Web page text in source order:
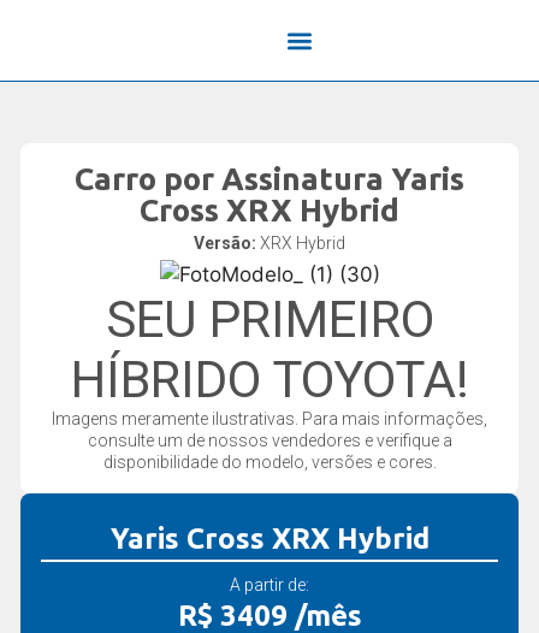
Carro por Assinatura Yaris
Cross XRX Hybrid
Versão: XRX Hybrid
SEU PRIMEIRO
HÍBRIDO TOYOTA!
Imagens meramente ilustrativas. Para mais informações,
consulte um de nossos vendedores e verifique a
disponibilidade do modelo, versões e cores.
Yaris Cross XRX Hybrid
A partir de:
R$ 3409 /mês